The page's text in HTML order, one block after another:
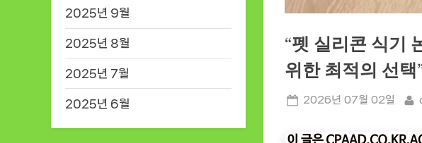
“펫 실리콘 식기
위한 최적의 선택
Posted
2026년 07월 02일
2025년 9월
2025년 8월
2025년 7월
2025년 6월